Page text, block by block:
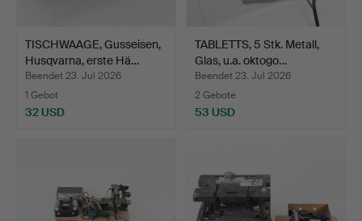
TISCHWAAGE, Gusseisen,
Husqvarna, erste Hä…
Beendet 23. Jul 2026
1 Gebot
32 USD
TABLETTS, 5 Stk. Metall,
Glas, u.a. oktogo…
Beendet 23. Jul 2026
2 Gebote
53 USD